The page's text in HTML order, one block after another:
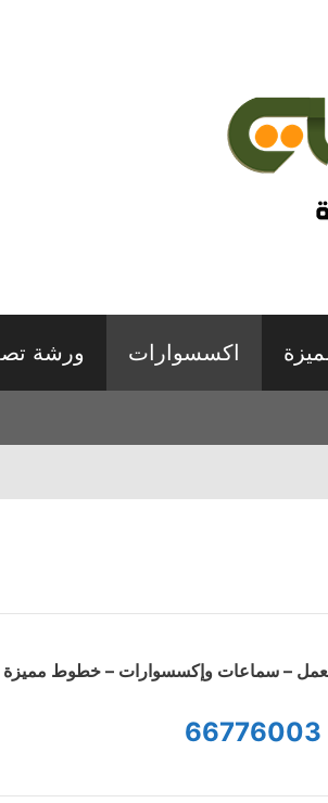
اكسسوارات ورشة
– سماعات وإكسسوارات – خطوط
66776003